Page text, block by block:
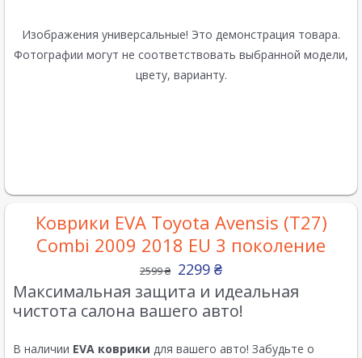
Изображения универсальные! Это демонстрация товара.
Фотографии могут не соответствовать выбранной модели,
цвету, варианту.
Коврики EVA Toyota Avensis (T27)
Combi 2009 2018 EU 3 поколение
2599₴ 2299 ₴
Максимальная защита и идеальная
чистота салона вашего авто!
В наличии EVA коврики для вашего авто! Забудьте о